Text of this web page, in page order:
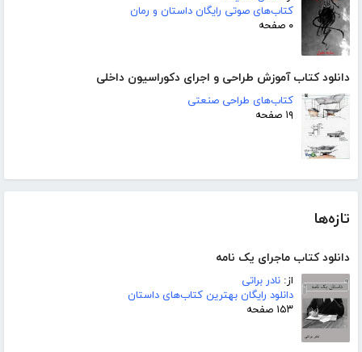
کتاب‌های صوتی رایگان داستان و رمان
۰ صفحه
دانلود کتاب آموزش طراحی و اجرای دکوراسیون داخلی
کتاب‌های طراحی صنعتی
۱۹ صفحه
تازه‌ها
دانلود کتاب ماجرای یک نامه
از: نادر براتی
دانلود رایگان بهترین کتاب‌های داستان
۱۵۳ صفحه